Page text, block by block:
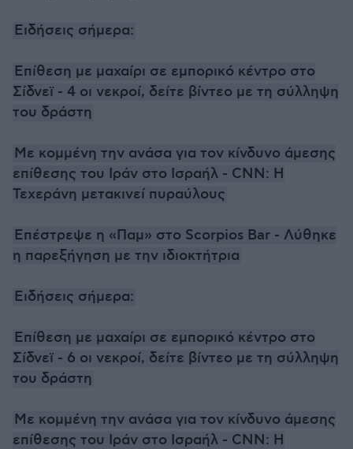
Ειδήσεις σήμερα:
Eπίθεση με μαχαίρι σε εμπορικό κέντρο στο
Σίδνεϊ - 4 οι νεκροί, δείτε βίντεο με τη σύλληψη
του δράστη
Με κομμένη την ανάσα για τον κίνδυνο άμεσης
επίθεσης του Ιράν στο Ισραήλ - CNN: Η
Τεχεράνη μετακινεί πυραύλους
Επέστρεψε η «Παμ» στο Scorpios Bar - Λύθηκε
η παρεξήγηση με την ιδιοκτήτρια
Ειδήσεις σήμερα:
Eπίθεση με μαχαίρι σε εμπορικό κέντρο στο
Σίδνεϊ - 6 οι νεκροί, δείτε βίντεο με τη σύλληψη
του δράστη
Με κομμένη την ανάσα για τον κίνδυνο άμεσης
επίθεσης του Ιράν στο Ισραήλ - CNN: Η